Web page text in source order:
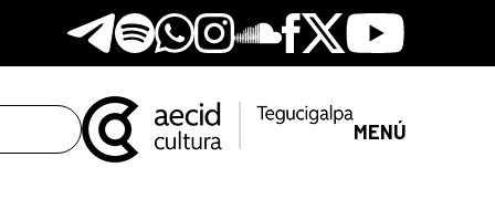
Telegram
SpotifyWhatsapp
Instagram
Soundclore
Facebook
X Youtube
MENÚ